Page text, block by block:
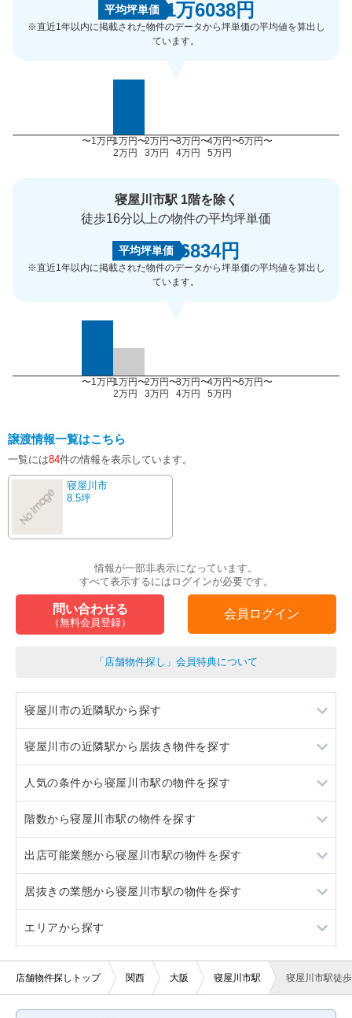
平均坪単価 1万6038円
※直近1年以内に掲載された物件のデータから坪単価の平均値を算出し
ています。
〜1万円1万円〜
2万円
2万円〜
3万円
3万円〜
4万円
4万円〜
5万円
5万円〜
寝屋川市駅 1階を除く
徒歩16分以上の物件の平均坪単価
平均坪単価 6834円
※直近1年以内に掲載された物件のデータから坪単価の平均値を算出し
ています。
〜1万円1万円〜
2万円
2万円〜
3万円
3万円〜
4万円
4万円〜
5万円
5万円〜
譲渡情報一覧はこちら
一覧には84件の情報を表示しています。
寝屋川市
8.5坪
情報が一部非表示になっています。
すべて表示するにはログインが必要です。
問い合わせる
（無料会員登録）
会員ログイン
「店舗物件探し」会員特典について
寝屋川市の近隣駅から探す
萱島
香里園
大和田
光善寺
寝屋川市の近隣駅から居抜き物件を探す
萱島
香里園
大和田
光善寺
人気の条件から寝屋川市駅の物件を探す
居抜き
スケルトン
ロードサイド物件
駐車場あり
看板取り付け可
階数から寝屋川市駅の物件を探す
1階
2階
3階以上
出店可能業態から寝屋川市駅の物件を探す
重飲食
軽飲食
バー・クラブ
居抜きの業態から寝屋川市駅の物件を探す
アジア料理
カラオケ・パブ・スナック
エリアから探す
大阪
店舗物件探しトップ 関西 大阪 寝屋川市駅 寝屋川市駅徒